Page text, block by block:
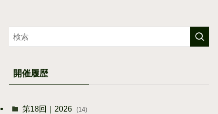
開催履歴
第18回｜2026 (14)